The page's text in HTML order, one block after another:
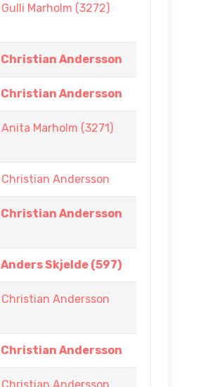
Gulli Marholm (3272)
Christian Andersson
Christian Andersson
Anita Marholm (3271)
Christian Andersson
Christian Andersson
Anders Skjelde (597)
Christian Andersson
Christian Andersson